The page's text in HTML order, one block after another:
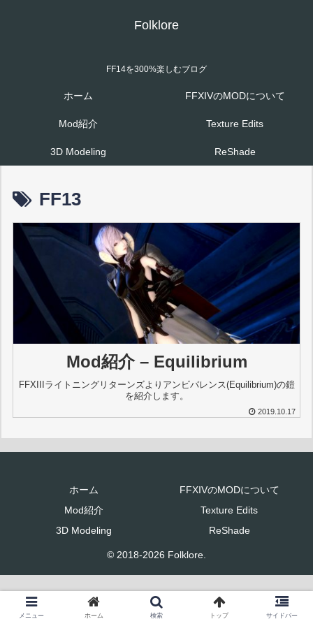
Folklore
FF14を300%楽しむブログ
ホーム FFXIVのMODについて
Mod紹介 Texture Edits
3D Modeling ReShade
FF13
Mod紹介 – Equilibrium
FFXIIIライトニングリターンズよりアンビバレンス(Equilibrium)の鎧
を紹介します。
2019.10.17
ホーム
FFXIVのMODについて
Mod紹介
Texture Edits
3D Modeling
ReShade
© 2018-2026 Folklore.
メニュー ホーム 検索 トップ サイドバー